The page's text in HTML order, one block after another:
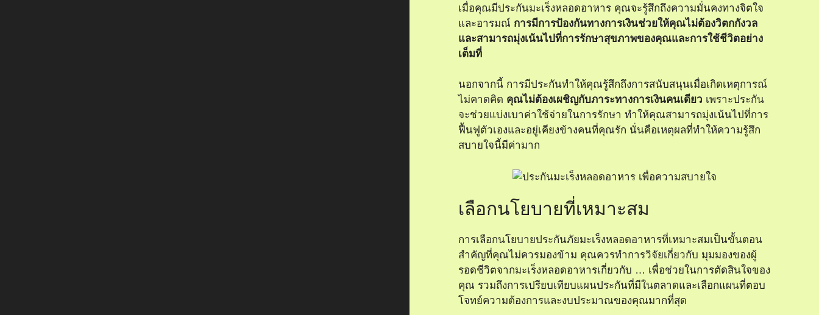
เมื่อคุณมีประกันมะเร็งหลอดอาหาร คุณจะรู้สึกถึงความมั่นคงทางจิตใจ
และอารมณ์ การมีการป้องกันทางการเงินช่วยให้คุณไม่ต้องวิตกกังวล
และสามารถมุ่งเน้นไปที่การรักษาสุขภาพของคุณและการใช้ชีวิตอย่าง
เต็มที่
นอกจากนี้ การมีประกันทำให้คุณรู้สึกถึงการสนับสนุนเมื่อเกิดเหตุการณ์
ไม่คาดคิด คุณไม่ต้องเผชิญกับภาระทางการเงินคนเดียว เพราะประกัน
จะช่วยแบ่งเบาค่าใช้จ่ายในการรักษา ทำให้คุณสามารถมุ่งเน้นไปที่การ
ฟื้นฟูตัวเองและอยู่เคียงข้างคนที่คุณรัก นั่นคือเหตุผลที่ทำให้ความรู้สึก
สบายใจนี้มีค่ามาก
เลือกนโยบายที่เหมาะสม
การเลือกนโยบายประกันภัยมะเร็งหลอดอาหารที่เหมาะสมเป็นขั้นตอน
สำคัญที่คุณไม่ควรมองข้าม คุณควรทำการวิจัยเกี่ยวกับ มุมมองของผู้
รอดชีวิตจากมะเร็งหลอดอาหารเกี่ยวกับ … เพื่อช่วยในการตัดสินใจของ
คุณ รวมถึงการเปรียบเทียบแผนประกันที่มีในตลาดและเลือกแผนที่ตอบ
โจทย์ความต้องการและงบประมาณของคุณมากที่สุด